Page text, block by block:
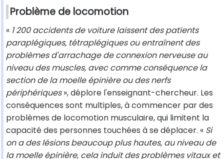
Problème de locomotion
« 1 200 accidents de voiture laissent des patients
paraplégiques, tétraplégiques ou entraînent des
problèmes d'arrachage de connexion nerveuse au
niveau des muscles, avec comme conséquence la
section de la moelle épinière ou des nerfs
périphériques», déplore l'enseignant-chercheur. Les
conséquences sont multiples, à commencer par des
problèmes de locomotion musculaire, qui limitent la
capacité des personnes touchées à se déplacer. « Si
on a des lésions beaucoup plus hautes, au niveau de
la moelle épinière, cela induit des problèmes vitaux et